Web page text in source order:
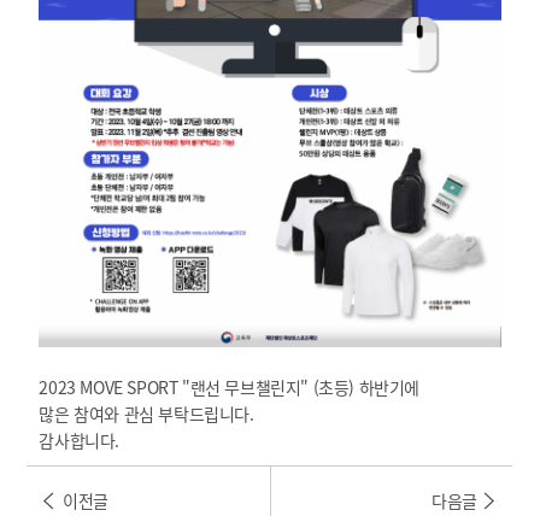
2023 MOVE SPORT "랜선 무브챌린지" (초등) 하반기에
많은 참여와 관심 부탁드립니다.
감사합니다.
이전글 다음글